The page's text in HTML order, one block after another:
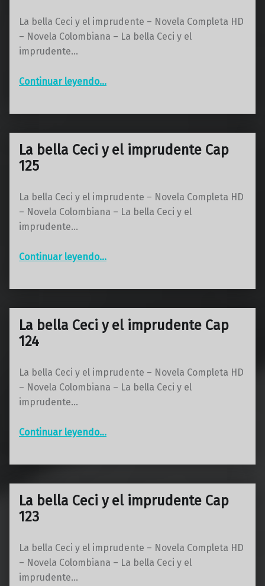
La bella Ceci y el imprudente – Novela Completa HD
– Novela Colombiana – La bella Ceci y el
imprudente…
Continuar leyendo“La bella Ceci y el imprudente Cap 126”
…
La bella Ceci y el imprudente Cap
125
La bella Ceci y el imprudente – Novela Completa HD
– Novela Colombiana – La bella Ceci y el
imprudente…
Continuar leyendo“La bella Ceci y el imprudente Cap 125”
…
La bella Ceci y el imprudente Cap
124
La bella Ceci y el imprudente – Novela Completa HD
– Novela Colombiana – La bella Ceci y el
imprudente…
Continuar leyendo“La bella Ceci y el imprudente Cap 124”
…
La bella Ceci y el imprudente Cap
123
La bella Ceci y el imprudente – Novela Completa HD
– Novela Colombiana – La bella Ceci y el
imprudente…